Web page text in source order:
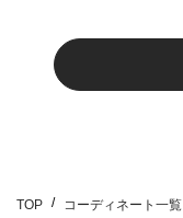
TOP コーディネート一覧